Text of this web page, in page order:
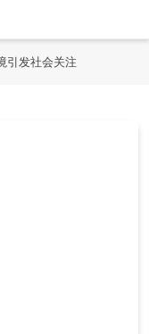
快报
引发社会关注